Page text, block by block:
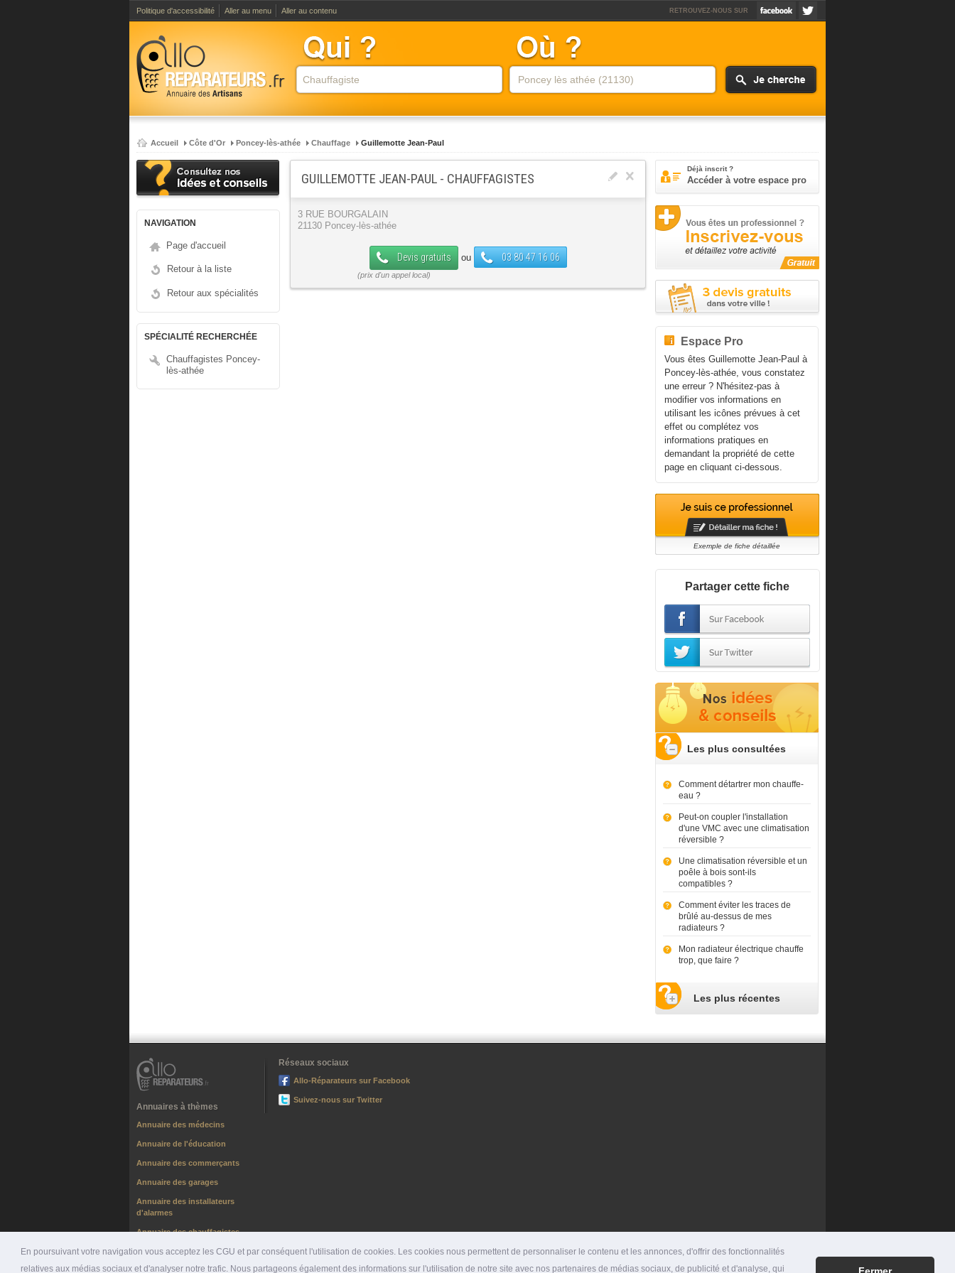
En poursuivant votre navigation vous acceptez les CGU et par conséquent l'utilisation de cookies. Les cookies nous permettent de personnaliser le contenu et les annonces, d'offrir des fonctionnalités
relatives aux médias sociaux et d'analyser notre trafic. Nous partageons également des informations sur l'utilisation de notre site avec nos partenaires de médias sociaux, de publicité et d'analyse, qui
Fermer
Politique d'accessibilité Aller au menu Aller au contenu RETROUVEZ-NOUS SUR
Accueil Côte d'Or Poncey-lès-athée Chauffage Guillemotte Jean-Paul
NAVIGATION
Page d'accueil
Retour à la liste
Retour aux spécialités
SPÉCIALITÉ RECHERCHÉE
Chauffagistes Poncey-
lès-athée
GUILLEMOTTE JEAN-PAUL - CHAUFFAGISTES
3 RUE BOURGALAIN
21130 Poncey-lès-athée
Devis gratuits ou 03 80 47 16 06
Déjà inscrit ?
Accéder à votre espace pro
Espace Pro
Vous êtes Guillemotte Jean-Paul à
Poncey-lès-athée, vous constatez
une erreur ? N'hésitez-pas à
modifier vos informations en
utilisant les icônes prévues à cet
effet ou complétez vos
informations pratiques en
demandant la propriété de cette
page en cliquant ci-dessous.
Exemple de fiche détaillée
Partager cette fiche
Les plus consultées
Comment détartrer mon chauffe-
eau ?
Peut-on coupler l'installation
d'une VMC avec une climatisation
réversible ?
Une climatisation réversible et un
poêle à bois sont-ils
compatibles ?
Comment éviter les traces de
brûlé au-dessus de mes
radiateurs ?
Mon radiateur électrique chauffe
trop, que faire ?
Les plus récentes
Annuaires à thèmes
Annuaire des médecins
Annuaire de l'éducation
Annuaire des commerçants
Annuaire des garages
Annuaire des installateurs
d'alarmes
Annuaire des chauffagistes
Réseaux sociaux
Allo-Réparateurs sur Facebook
Suivez-nous sur Twitter